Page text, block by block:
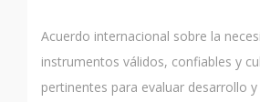
Acuerdo internacional sobre la
instrumentos válidos, confiables y
pertinentes para evaluar desarrollo